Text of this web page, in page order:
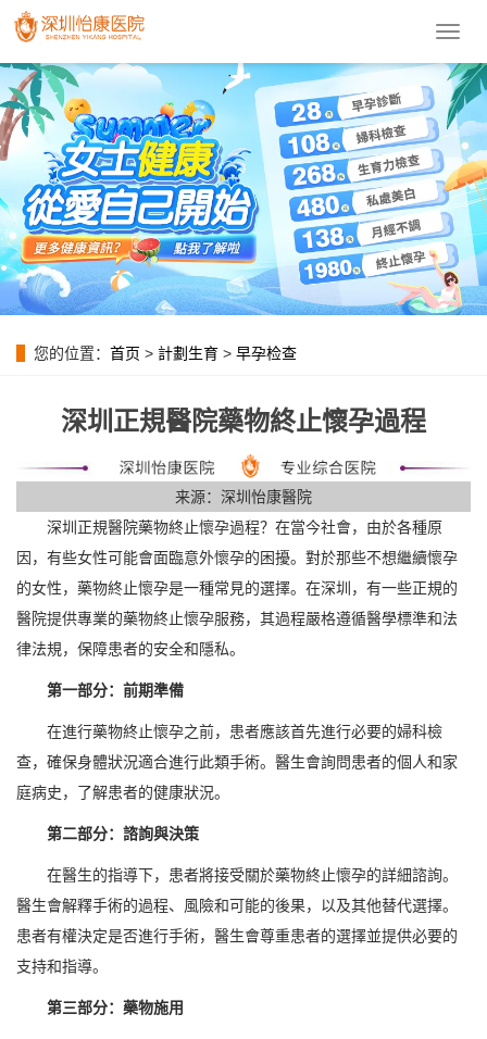
導
菜
單
您的位置： 首页 > 計劃生育 > 早孕检查
深圳正規醫院藥物終止懷孕過程
来源：深圳怡康醫院
深圳正規醫院藥物終止懷孕過程？在當今社會，由於各種原
因，有些女性可能會面臨意外懷孕的困擾。對於那些不想繼續懷孕
的女性，藥物終止懷孕是一種常見的選擇。在深圳，有一些正規的
醫院提供專業的藥物終止懷孕服務，其過程嚴格遵循醫學標準和法
律法規，保障患者的安全和隱私。
第一部分：前期準備
在進行藥物終止懷孕之前，患者應該首先進行必要的婦科檢
查，確保身體狀況適合進行此類手術。醫生會詢問患者的個人和家
庭病史，了解患者的健康狀況。
第二部分：諮詢與決策
在醫生的指導下，患者將接受關於藥物終止懷孕的詳細諮詢。
醫生會解釋手術的過程、風險和可能的後果，以及其他替代選擇。
患者有權決定是否進行手術，醫生會尊重患者的選擇並提供必要的
支持和指導。
第三部分：藥物施用